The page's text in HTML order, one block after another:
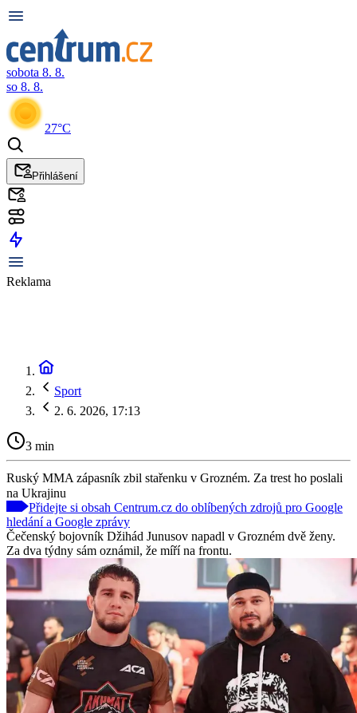
sobota 8. 8.
so 8. 8.
27°C
Přihlášení
Reklama
Sport
2. 6. 2026, 17:13
3 min
Ruský MMA zápasník zbil stařenku v Grozném. Za trest ho poslali
na Ukrajinu
Přidejte si obsah Centrum.cz do oblíbených zdrojů pro Google
hledání a Google zprávy
Čečenský bojovník Džihád Junusov napadl v Grozném dvě ženy.
Za dva týdny sám oznámil, že míří na frontu.